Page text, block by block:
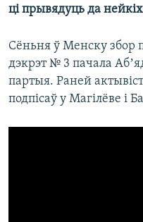
ці прывядуць да
Сёньня ў Менску збор
дэкрэт № 3 пачала
партыя. Раней
подпісаў у Магілёве і